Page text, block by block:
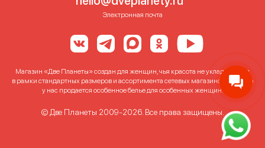
Электронная почта
Магазин «Две Планеты» создан для женщин, чья красота не укладывается
в рамки стандартных размеров и ассортимента сетевых магазинов. Именно
у нас продается особенное белье для особенных женщин!
© Две Планеты 2009-2026. Все права защищены.